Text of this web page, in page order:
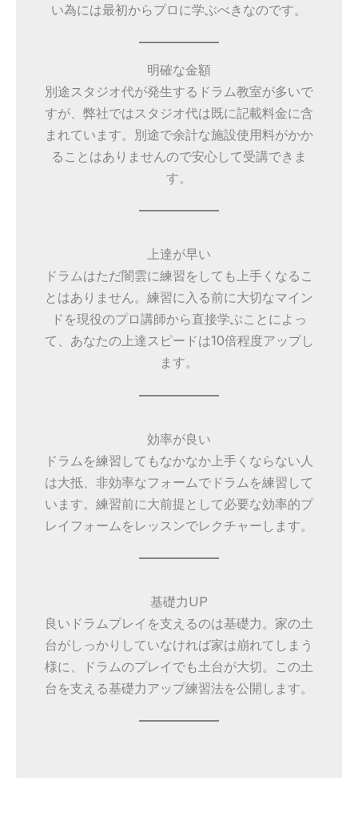
い為には最初からプロに学ぶべきなのです。
明確な金額
別途スタジオ代が発生するドラム教室が多いで
すが、弊社ではスタジオ代は既に記載料金に含
まれています。別途で余計な施設使用料がかか
ることはありませんので安心して受講できま
す。
上達が早い
ドラムはただ闇雲に練習をしても上手くなるこ
とはありません。練習に入る前に大切なマイン
ドを現役のプロ講師から直接学ぶことによっ
て、あなたの上達スピードは10倍程度アップし
ます。
効率が良い
ドラムを練習してもなかなか上手くならない人
は大抵、非効率なフォームでドラムを練習して
います。練習前に大前提として必要な効率的プ
レイフォームをレッスンでレクチャーします。
基礎力UP
良いドラムプレイを支えるのは基礎力。家の土
台がしっかりしていなければ家は崩れてしまう
様に、ドラムのプレイでも土台が大切。この土
台を支える基礎力アップ練習法を公開します。